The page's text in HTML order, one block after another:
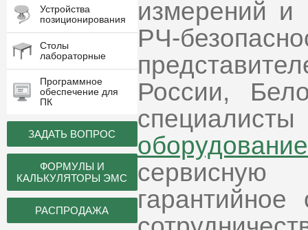
Устройства
позиционирования
Столы
лабораторные
Программное
обеспечение для
ПК
ЗАДАТЬ ВОПРОС
ФОРМУЛЫ И
КАЛЬКУЛЯТОРЫ ЭМС
РАСПРОДАЖА
измерений
РЧ-
России,